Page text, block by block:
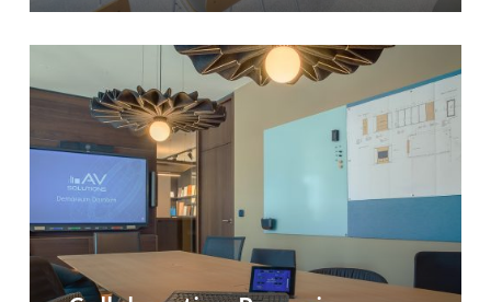
Raum
Vorarlberg